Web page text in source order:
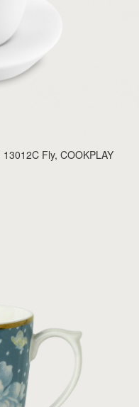
Fly, COOKPLAY